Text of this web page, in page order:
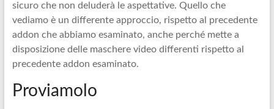
sicuro che non deluderà le aspettative. Quello che
vediamo è un differente approccio, rispetto al precedente
addon che abbiamo esaminato, anche perché mette a
disposizione delle maschere video differenti rispetto al
precedente addon esaminato.
Proviamolo